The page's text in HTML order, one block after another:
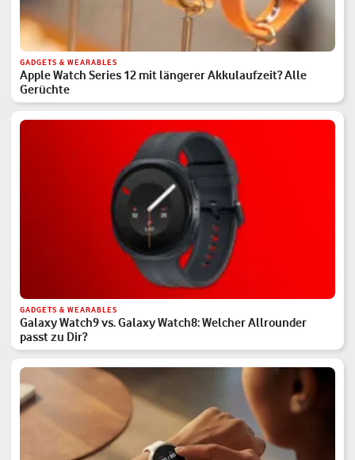
GADGETS & WEARABLES
Apple Watch Series 12 mit längerer Akkulaufzeit? Alle
Gerüchte
GADGETS & WEARABLES
Galaxy Watch9 vs. Galaxy Watch8: Welcher Allrounder
passt zu Dir?